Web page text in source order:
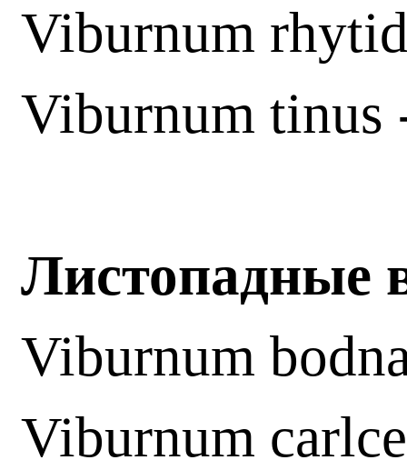
Viburnum
Viburnum
Листопадные
Viburnum
Viburnum